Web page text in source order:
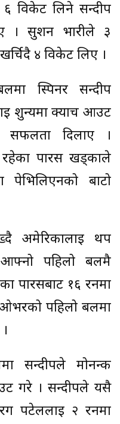
विकेट लिने सन्दीप
। सुशन भारीले ३
४ विकेट लिए ।
स्पिनर सन्दीप
शुन्यमा क्याच आउट
सफलता दिलाए ।
रहेका पारस खड्काले
पेभिलिएनको बाटो
अमेरिकालाई थप
पहिलो बलमै
पारसबाट १६ रनमा
पहिलो बलमा
सन्दीपले मोनन्क
गरे । सन्दीपले यसै
पटेललाई २ रनमा